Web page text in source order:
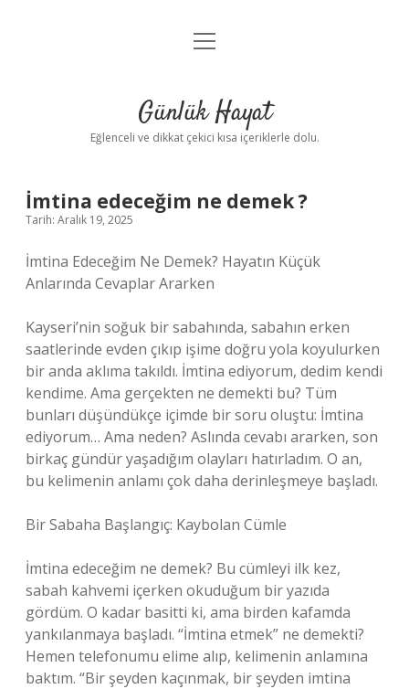
Anasayfa
Yasal Uyarı
menüyü
Günlük Hayat
Eğlenceli ve dikkat çekici kısa içeriklerle dolu.
İmtina edeceğim ne demek ?
Tarih: Aralık 19, 2025
İmtina Edeceğim Ne Demek? Hayatın Küçük
Anlarında Cevaplar Ararken
Kayseri’nin soğuk bir sabahında, sabahın erken
saatlerinde evden çıkıp işime doğru yola koyulurken
bir anda aklıma takıldı. İmtina ediyorum, dedim kendi
kendime. Ama gerçekten ne demekti bu? Tüm
bunları düşündükçe içimde bir soru oluştu: İmtina
ediyorum… Ama neden? Aslında cevabı ararken, son
birkaç gündür yaşadığım olayları hatırladım. O an,
bu kelimenin anlamı çok daha derinleşmeye başladı.
Bir Sabaha Başlangıç: Kaybolan Cümle
İmtina edeceğim ne demek? Bu cümleyi ilk kez,
sabah kahvemi içerken okuduğum bir yazıda
gördüm. O kadar basitti ki, ama birden kafamda
yankılanmaya başladı. “İmtina etmek” ne demekti?
Hemen telefonumu elime alıp, kelimenin anlamına
baktım. “Bir şeyden kaçınmak, bir şeyden imtina